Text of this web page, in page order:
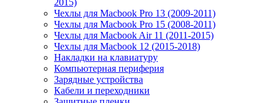
2015)
Чехлы для Macbook Pro 13 (2009-2011)
Чехлы для Macbook Pro 15 (2008-2011)
Чехлы для Macbook Air 11 (2011-2015)
Чехлы для Macbook 12 (2015-2018)
Накладки на клавиатуру
Компьютерная периферия
Зарядные устройства
Кабели и переходники